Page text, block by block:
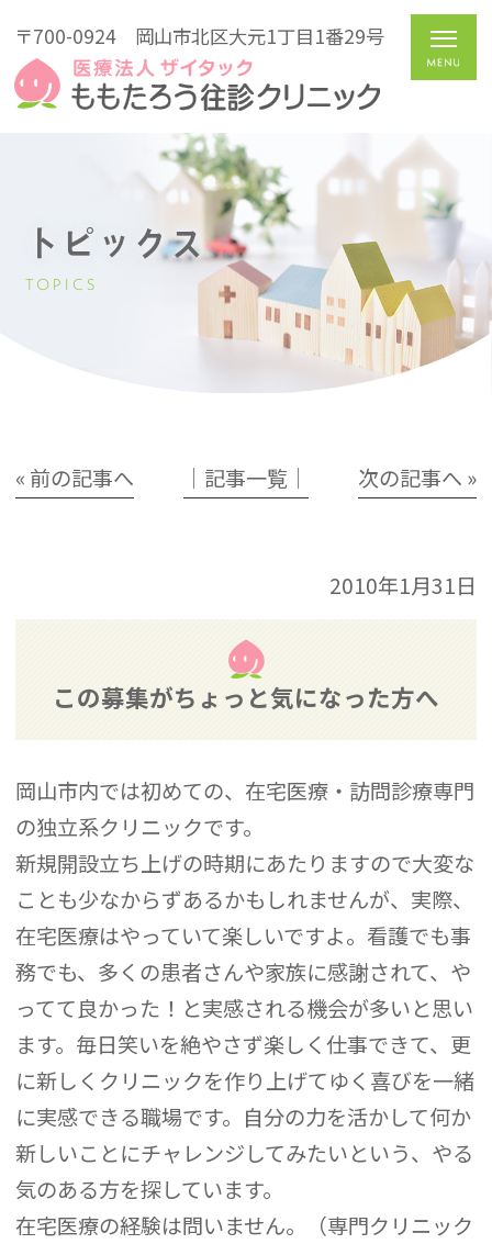
〒700-0924 岡山市北区大元1丁目1番29号
トピックス
TOPICS
« 前の記事へ │記事一覧│ 次の記事へ »
2010年1月31日
この募集がちょっと気になった方へ
岡山市内では初めての、在宅医療・訪問診療専門
の独立系クリニックです。
新規開設立ち上げの時期にあたりますので大変な
ことも少なからずあるかもしれませんが、実際、
在宅医療はやっていて楽しいですよ。看護でも事
務でも、多くの患者さんや家族に感謝されて、や
ってて良かった！と実感される機会が多いと思い
ます。毎日笑いを絶やさず楽しく仕事できて、更
に新しくクリニックを作り上げてゆく喜びを一緒
に実感できる職場です。自分の力を活かして何か
新しいことにチャレンジしてみたいという、やる
気のある方を探しています。
在宅医療の経験は問いません。（専門クリニック